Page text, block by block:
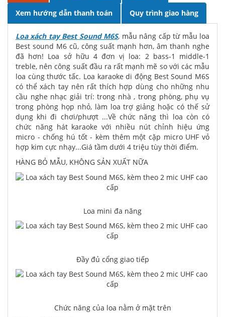
Xem hướng dẫn thanh toán Quy trình giao hàng
Loa xách tay Best Sound M6S, mẫu nâng cấp từ mẫu loa
Best sound M6 cũ, công suất mạnh hơn, âm thanh nghe
đã hơn! Loa sở hữu 4 đơn vị loa: 2 bass-1 middle-1
treble, nên công suất đầu ra rất mạnh mẽ so với các mẫu
loa cùng thước tấc. Loa karaoke di động Best Sound M6S
có thể xách tay nên rất thích hợp dùng cho những nhu
cầu nghe nhạc giải trí: trong nhà , trong phòng, phụ vụ
trong phòng họp nhỏ, làm loa trợ giảng hoặc có thế sử
dụng khi đi chơi/phượt ...Về chức năng thì loa còn có
chức năng hát karaoke với nhiều nút chỉnh hiệu ứng
micro - chống hú tốt - kèm thêm một cặp micro UHF vỏ
hợp kim cực nhạy...Giá tầm dưới 4 triệu tùy thời điểm.
HÀNG BỎ MẪU, KHÔNG SẢN XUẤT NỮA
Loa mini đa năng
Đầy đủ cổng giao tiếp
Chức năng của loa nằm ở mặt trên